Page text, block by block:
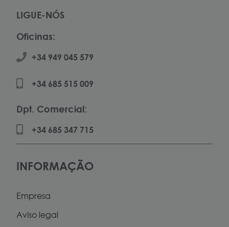
LIGUE-NÓS
Oficinas:
+34 949 045 579
+34 685 515 009
Dpt. Comercial:
+34 685 347 715
INFORMAÇÃO
Empresa
Aviso legal